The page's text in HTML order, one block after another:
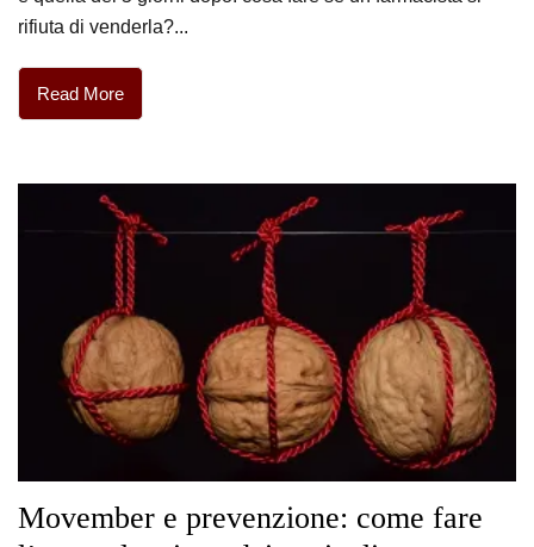
rifiuta di venderla?...
Read More
Movember e prevenzione: come fare